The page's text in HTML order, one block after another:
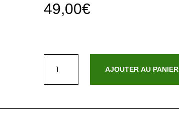
49,00€
en
AJOUTER AU PANIER